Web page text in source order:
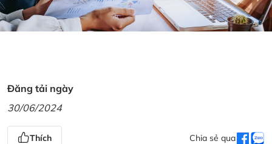
Đăng tải ngày
30/06/2024
Thích Chia sẻ qua